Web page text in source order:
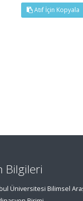
Atıf İçin Kopyala
Bilgileri
Üniversitesi Bilimsel